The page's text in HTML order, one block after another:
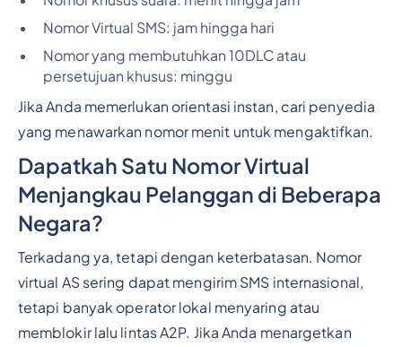
Nomor Virtual SMS: jam hingga hari
Nomor yang membutuhkan 10DLC atau
persetujuan khusus: minggu
Jika Anda memerlukan orientasi instan, cari penyedia
yang menawarkan nomor menit untuk mengaktifkan.
Dapatkah Satu Nomor Virtual
Menjangkau Pelanggan di Beberapa
Negara?
Terkadang ya, tetapi dengan keterbatasan. Nomor
virtual AS sering dapat mengirim SMS internasional,
tetapi banyak operator lokal menyaring atau
memblokir lalu lintas A2P. Jika Anda menargetkan